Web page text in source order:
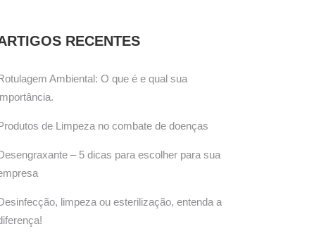
RECENTES
Ambiental: O que é e qual sua
de Limpeza no combate de doenças
– 5 dicas para escolher para sua
limpeza ou esterilização, entenda a